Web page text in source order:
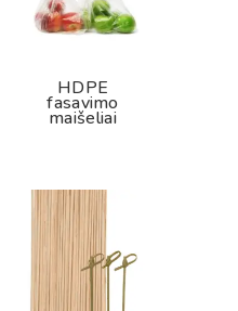
HDPE
fasavimo
maišeliai